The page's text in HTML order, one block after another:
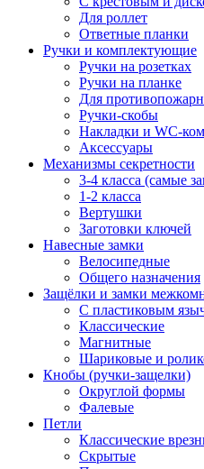
Для роллет
Ответные планки
Ручки и комплектующие
Ручки на розетках
Ручки на планке
Для
Ручки-скобы
Накладки и WC-
Аксессуары
Механизмы секретности
3-4 класса (самые
1-2 класса
Вертушки
Заготовки ключей
Навесные замки
Велосипедные
Общего назначения
Защёлки и замки
С пластиковым
Классические
Магнитные
Шариковые и
Кнобы (ручки-защелки)
Округлой формы
Фалевые
Петли
Классические
Скрытые